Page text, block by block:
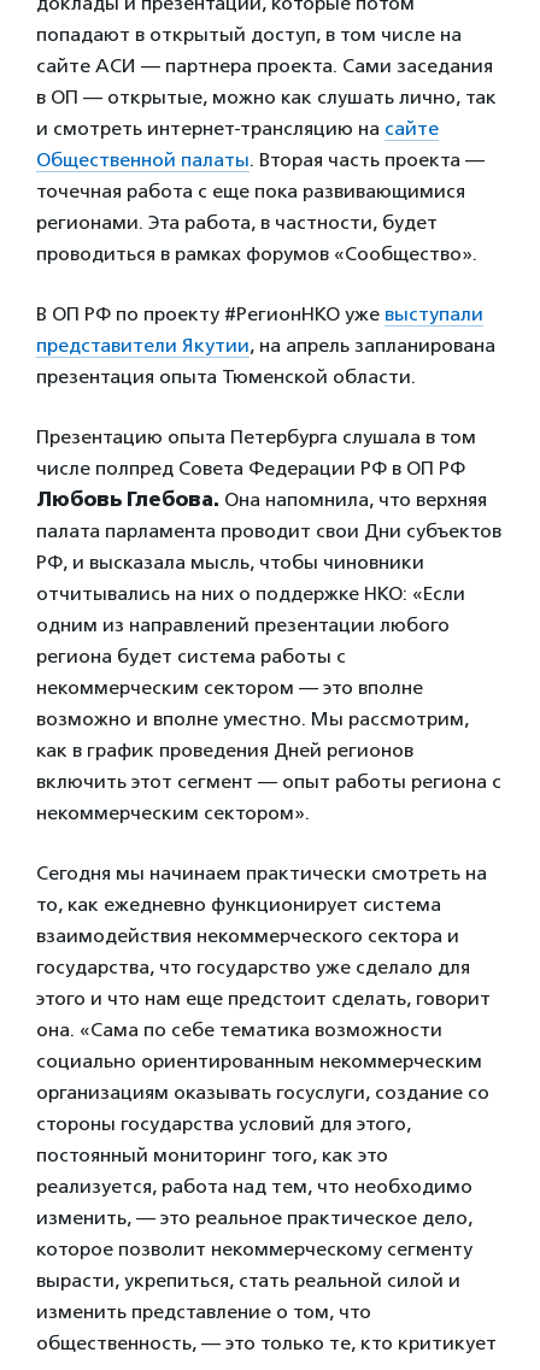
попадают в открытый доступ, в том числе на
сайте АСИ — партнера проекта. Сами заседания
в ОП — открытые, можно как слушать лично, так
и смотреть интернет-трансляцию на сайте
Общественной палаты. Вторая часть проекта —
точечная работа с еще пока развивающимися
регионами. Эта работа, в частности, будет
проводиться в рамках форумов «Сообщество».
В ОП РФ по проекту #РегионНКО уже выступали
представители Якутии, на апрель запланирована
презентация опыта Тюменской области.
Презентацию опыта Петербурга слушала в том
числе полпред Совета Федерации РФ в ОП РФ
Любовь Глебова. Она напомнила, что верхняя
палата парламента проводит свои Дни субъектов
РФ, и высказала мысль, чтобы чиновники
отчитывались на них о поддержке НКО: «Если
одним из направлений презентации любого
региона будет система работы с
некоммерческим сектором — это вполне
возможно и вполне уместно. Мы рассмотрим,
как в график проведения Дней регионов
включить этот сегмент — опыт работы региона с
некоммерческим сектором».
Сегодня мы начинаем практически смотреть на
то, как ежедневно функционирует система
взаимодействия некоммерческого сектора и
государства, что государство уже сделало для
этого и что нам еще предстоит сделать, говорит
она. «Сама по себе тематика возможности
социально ориентированным некоммерческим
организациям оказывать госуслуги, создание со
стороны государства условий для этого,
постоянный мониторинг того, как это
реализуется, работа над тем, что необходимо
изменить, — это реальное практическое дело,
которое позволит некоммерческому сегменту
вырасти, укрепиться, стать реальной силой и
изменить представление о том, что
общественность, — это только те, кто критикует